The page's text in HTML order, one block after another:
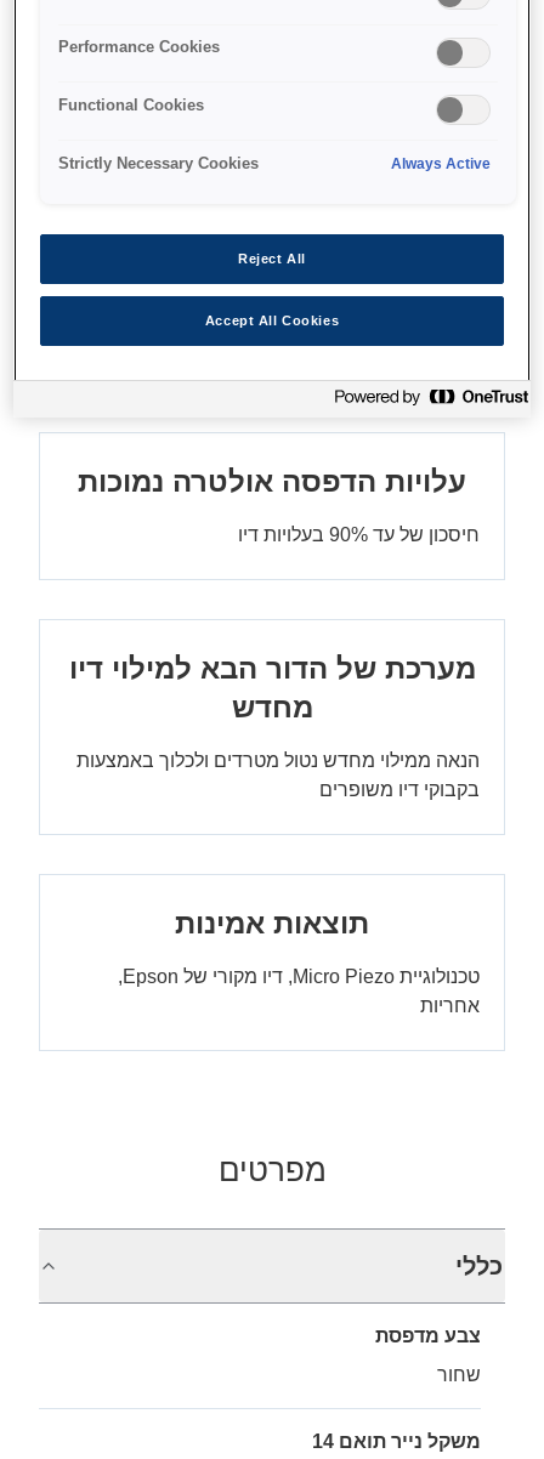
מאפיינים
כולל דיו בכמות המספיקה עד
שלוש שנים
כלול דיו שווה ערך ל- 82 מחסניות דיו
עלויות הדפסה אולטרה נמוכות
חיסכון של עד 90% בעלויות דיו
מערכת של הדור הבא למילוי דיו
מחדש
הנאה ממילוי מחדש נטול מטרדים ולכלוך באמצעות
בקבוקי דיו משופרים
תוצאות אמינות
טכנולוגיית Micro Piezo, דיו מקורי של Epson,
אחריות
מפרטים
כללי
צבע מדפסת
שחור
משקל נייר תואם 14
Performance Cookies
Functional Cookies
Strictly Necessary Cookies Always Active
Reject All
Accept All Cookies